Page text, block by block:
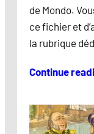
de Mondo.
ce fichier et
la rubrique
Continue